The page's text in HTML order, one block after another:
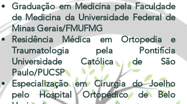
Graduação em Medicina pela Faculdade
de Medicina da Universidade Federal de
Minas Gerais/FMUFMG
Residência Médica em Ortopedia e
Traumatologia pela Pontifícia
Universidade Católica de São
Paulo/PUCSP
Especialização em Cirurgia do Joelho
pelo Hospital Ortopédico de Belo